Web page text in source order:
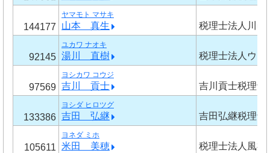
144177
ヤマモト マサキ
山本 真生 税理士法人川邑
92145
ユカワ ナオキ
湯川 直樹 税理士法人ウィ
97569
ヨシカワ コウジ
吉川 貢士 吉川貢士税理士
133386
ヨシダ ヒロツグ
吉田 弘継 吉田弘継税理士
105611
ヨネダ ミホ
米田 美穂 税理士法人風